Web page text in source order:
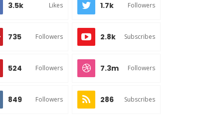
3.5k Likes 1.7k Followers
735 Followers 2.8k Subscribes
524 Followers 7.3m Followers
849 Followers 286 Subscribes